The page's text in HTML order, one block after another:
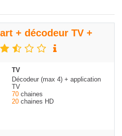
+ décodeur TV +
TV
Décodeur (max 4) + application
TV
70 chaines
20 chaines HD